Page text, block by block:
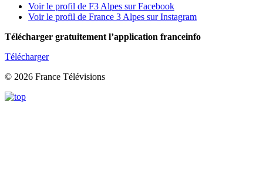
Voir le profil de F3 Alpes sur Facebook
Voir le profil de France 3 Alpes sur Instagram
Télécharger gratuitement l’application franceinfo
Télécharger
© 2026 France Télévisions